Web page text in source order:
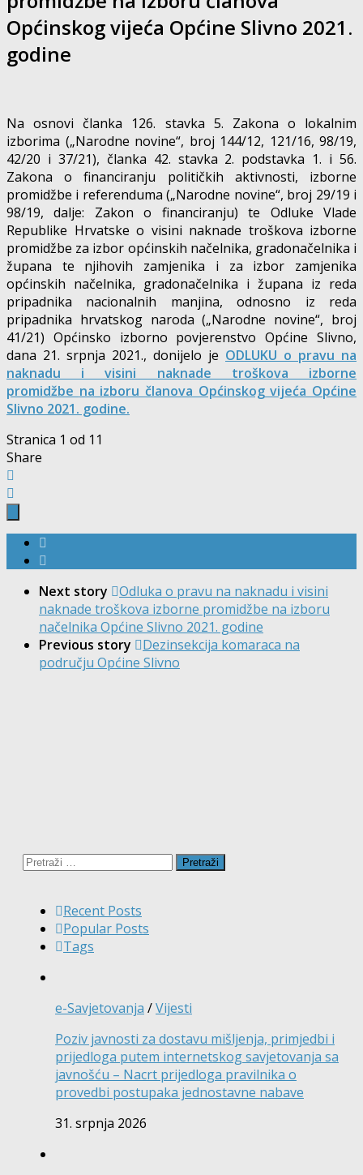
Općinskog vijeća Općine Slivno 2021.
godine
Na osnovi članka 126. stavka 5. Zakona o lokalnim
izborima („Narodne novine“, broj 144/12, 121/16, 98/19,
42/20 i 37/21), članka 42. stavka 2. podstavka 1. i 56.
Zakona o financiranju političkih aktivnosti, izborne
promidžbe i referenduma („Narodne novine“, broj 29/19 i
98/19, dalje: Zakon o financiranju) te Odluke Vlade
Republike Hrvatske o visini naknade troškova izborne
promidžbe za izbor općinskih načelnika, gradonačelnika i
župana te njihovih zamjenika i za izbor zamjenika
općinskih načelnika, gradonačelnika i župana iz reda
pripadnika nacionalnih manjina, odnosno iz reda
pripadnika hrvatskog naroda („Narodne novine“, broj
41/21) Općinsko izborno povjerenstvo Općine Slivno,
dana 21. srpnja 2021., donijelo je ODLUKU o pravu na
naknadu i visini naknade troškova izborne
promidžbe na izboru članova Općinskog vijeća Općine
Slivno 2021. godine.
Stranica 1 od 1 1
Share
Next story
Odluka o pravu na naknadu i visini
naknade troškova izborne promidžbe na izboru
načelnika Općine Slivno 2021. godine
Previous story
Dezinsekcija komaraca na
području Općine Slivno
Pretraži:
Recent Posts
Popular Posts
Tags
e-Savjetovanja /Vijesti
Poziv javnosti za dostavu mišljenja, primjedbi i
prijedloga putem internetskog savjetovanja sa
javnošću – Nacrt prijedloga pravilnika o
provedbi postupaka jednostavne nabave
31. srpnja 2026